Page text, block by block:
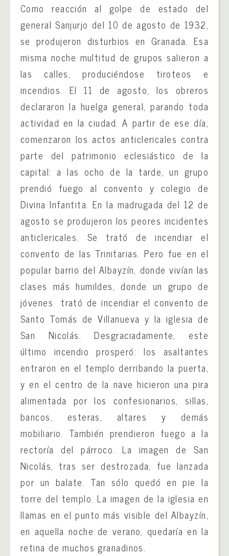
Como reacción al golpe de estado del
general Sanjurjo del 10 de agosto de 1932,
se produjeron disturbios en Granada. Esa
misma noche multitud de grupos salieron a
las calles, produciéndose tiroteos e
incendios. El 11 de agosto, los obreros
declararon la huelga general, parando toda
actividad en la ciudad. A partir de ese día,
comenzaron los actos anticlericales contra
parte del patrimonio eclesiástico de la
capital: a las ocho de la tarde, un grupo
prendió fuego al convento y colegio de
Divina Infantita. En la madrugada del 12 de
agosto se produjeron los peores incidentes
anticlericales. Se trató de incendiar el
convento de las Trinitarias. Pero fue en el
popular barrio del Albayzín, donde vivían las
clases más humildes, donde un grupo de
jóvenes trató de incendiar el convento de
Santo Tomás de Villanueva y la iglesia de
San Nicolás. Desgraciadamente, este
último incendio prosperó: los asaltantes
entraron en el templo derribando la puerta,
y en el centro de la nave hicieron una pira
alimentada por los confesionarios, sillas,
bancos, esteras, altares y demás
mobiliario. También prendieron fuego a la
rectoría del párroco. La imagen de San
Nicolás, tras ser destrozada, fue lanzada
por un balate. Tan sólo quedó en pie la
torre del templo. La imagen de la iglesia en
llamas en el punto más visible del Albayzín,
en aquella noche de verano, quedaría en la
retina de muchos granadinos.